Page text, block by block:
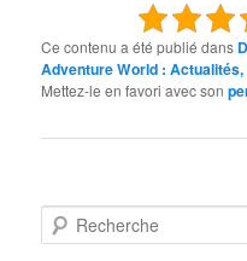
Ce contenu a été publié dans
Adventure World :
Mettez-le en favori avec son
e